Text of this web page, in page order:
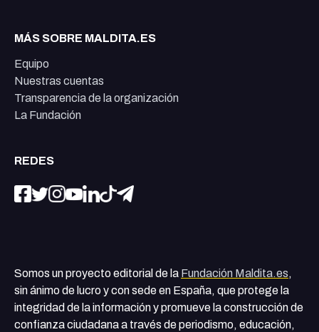
MÁS SOBRE MALDITA.ES
Equipo
Nuestras cuentas
Transparencia de la organización
La Fundación
REDES
Somos un proyecto editorial de la Fundación Maldita.es,
sin ánimo de lucro y con sede en España, que protege la
integridad de la información y promueve la construcción de
confianza ciudadana a través de periodismo, educación,